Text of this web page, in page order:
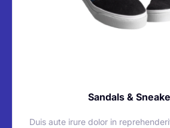
Sandals &
Duis aute irure dolor in